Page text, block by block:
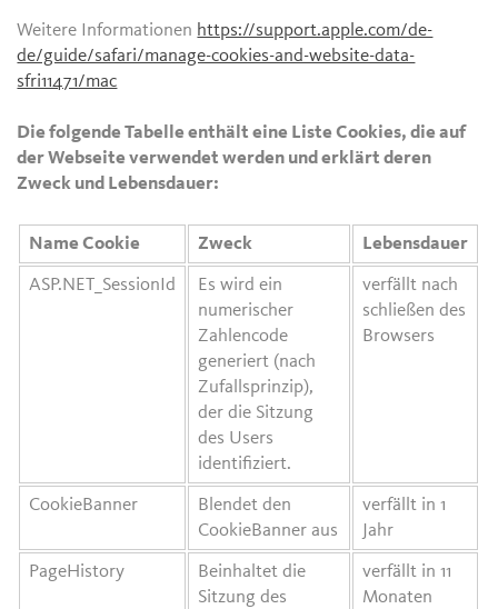
Weitere Informationen https://support.apple.com/de-
de/guide/safari/manage-cookies-and-website-data-
sfri11471/mac
Die folgende Tabelle enthält eine Liste Cookies, die auf
der Webseite verwendet werden und erklärt deren
Zweck und Lebensdauer:
Name Cookie Zweck Lebensdauer
ASP.NET_SessionId
Es wird ein
numerischer
Zahlencode
generiert (nach
Zufallsprinzip),
der die Sitzung
des Users
identifiziert.
verfällt nach
schließen des
Browsers
CookieBanner
Blendet den
CookieBanner aus
verfällt in 1
Jahr
PageHistory
Beinhaltet die
Sitzung des
verfällt in 11
Monaten